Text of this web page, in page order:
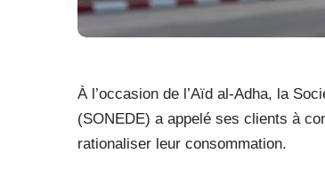
À l’occasion de l’Aïd al-Adha, la
(SONEDE) a appelé ses clients à
rationaliser leur consommation.